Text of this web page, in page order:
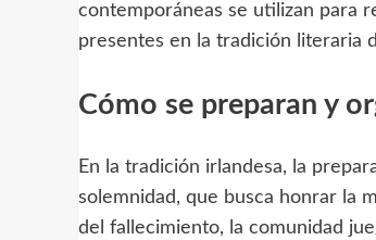
contemporáneas se utilizan para
presentes en la tradición literaria
Cómo se preparan y
En la tradición irlandesa, la
solemnidad, que busca honrar la
del fallecimiento, la comunidad